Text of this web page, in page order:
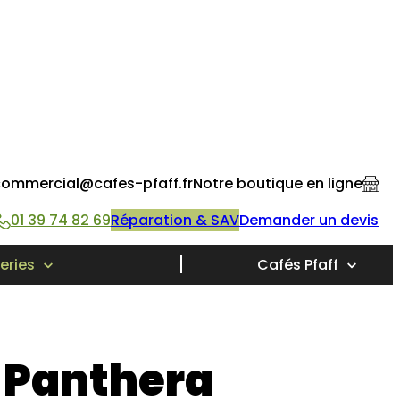
pfaff.frNotre boutique en ligne
01 39 74 82 69Réparation & SAVDemander un devis
Cafés Pfaff